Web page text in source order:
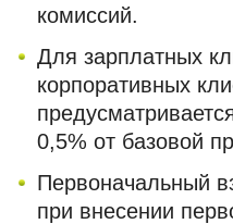
комиссий.
Для зарплатных
корпоративных
0,5% от базовой
Первоначальный
при внесении